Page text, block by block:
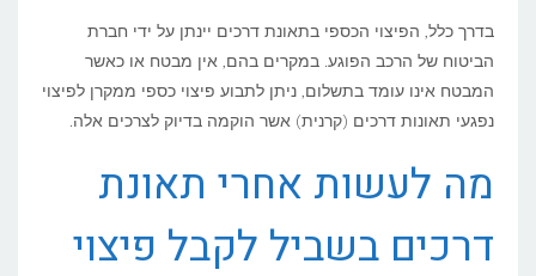
בדרך כלל, הפיצוי הכספי בתאונת דרכים יינתן על ידי חברת
הביטוח של הרכב הפוגע. במקרים בהם, אין מבטח או כאשר
המבטח אינו עומד בתשלום, ניתן לתבוע פיצוי כספי ממקרן לפיצוי
נפגעי תאונות דרכים (קרנית) אשר הוקמה בדיוק לצרכים אלה.
מה לעשות אחרי תאונת
דרכים בשביל לקבל פיצוי